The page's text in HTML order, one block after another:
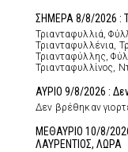
ΣΗΜΕΡΑ 8/8/2026 :
Τριανταφυλλιά,
Τριανταφυλλένια,
Τριανταφύλλης,
Τριανταφυλλίνος,
ΑΥΡΙΟ 9/8/2026 :
Δεν βρέθηκαν
ΜΕΘΑΥΡΙΟ 10/8/
ΛΑΥΡΕΝΤΙΟΣ, ΛΩΡΑ